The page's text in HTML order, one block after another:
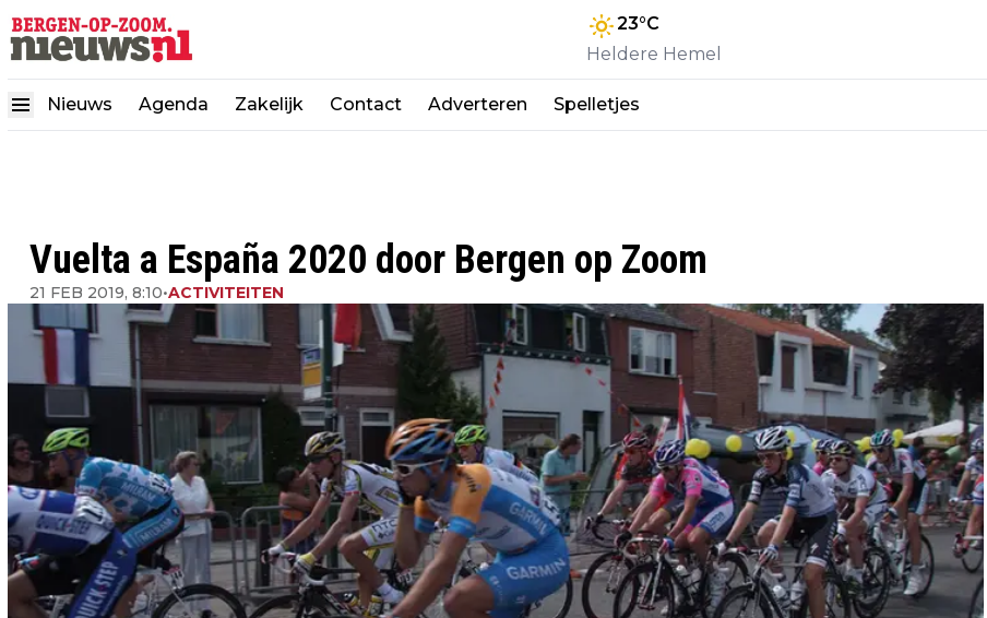
23°C
Heldere Hemel
Nieuws Agenda Zakelijk Contact Adverteren Spelletjes
Vuelta a España 2020 door Bergen op Zoom
21 FEB 2019, 8:10•ACTIVITEITEN